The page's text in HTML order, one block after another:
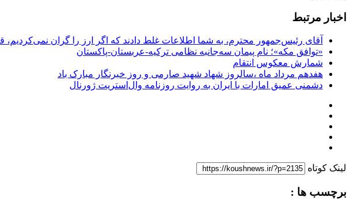
اخبار مرتبط
آقای رئیس‌جمهور محترم، به شما اطلاعات غلط دادند که اگر ارز را گران
«توافق مکه»؛ نام پیمان سه‌جانبه نظامی ترکیه-عربستان-پاکستان
شمارش معکوس انتقام
هفدهم مرداد ماه ،سالروز شهاد شهید صارمی و روز خبرنگار مبارک باد
دشمنی عمیق امارات با ایران به روایت روزنامه وال‌استریت ژورنال
لینک کوتاه
برچسب ها :